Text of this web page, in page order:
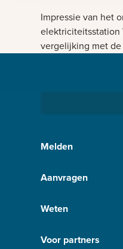
Impressie van het
elektriciteitsstation
vergelijking met
Melden
Aanvragen
Weten
Voor partners